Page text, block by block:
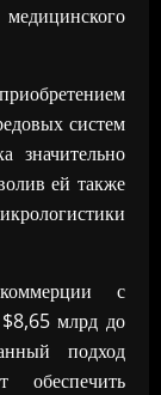
систем
значительно
ей также
с
млрд до
подход